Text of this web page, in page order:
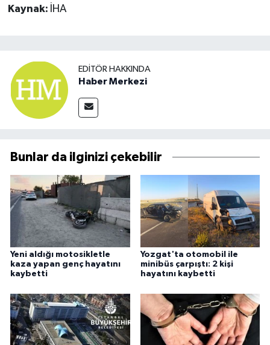
Kaynak: İHA
EDITÖR HAKKINDA
Haber Merkezi
Bunlar da ilginizi çekebilir
Yeni aldığı motosikletle
kaza yapan genç hayatını
kaybetti
Yozgat'ta otomobil ile
minibüs çarpıştı: 2 kişi
hayatını kaybetti